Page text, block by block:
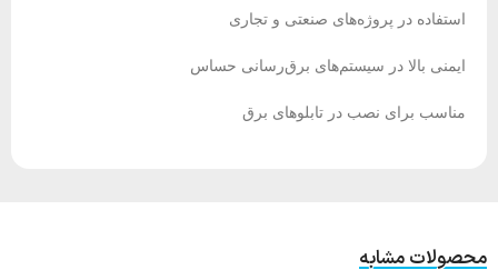
استفاده در پروژه‌های صنعتی و تجاری
ایمنی بالا در سیستم‌های برق‌رسانی حساس
مناسب برای نصب در تابلوهای برق
محصولات مشابه